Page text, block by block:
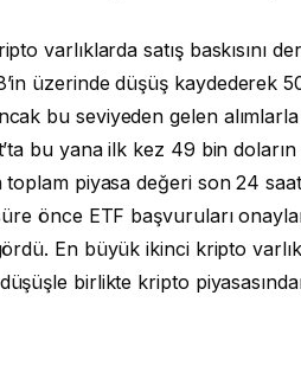
varlıklarda satış baskısını
üzerinde düşüş kaydederek
bu seviyeden gelen
bu yana ilk kez 49 bin
piyasa değeri son 24
önce ETF başvuruları
En büyük ikinci kripto
birlikte kripto